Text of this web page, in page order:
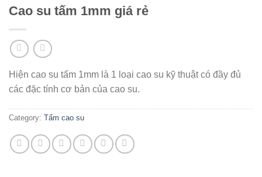
Cao su tấm 1mm giá rẻ
Hiện cao su tấm 1mm là 1 loại cao su kỹ thuật có đầy đủ
các đặc tính cơ bản của cao su.
Category: Tấm cao su